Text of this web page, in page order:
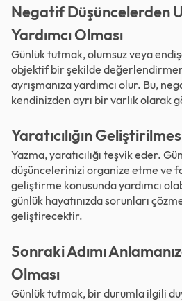
Negatif Düşüncelerden
Yardımcı Olması
Günlük tutmak, olumsuz veya
objektif bir şekilde
ayrışmanıza yardımcı olur. Bu,
kendinizden ayrı bir varlık olarak
Yaratıcılığın
Yazma, yaratıcılığı teşvik eder.
düşüncelerinizi organize etme ve
geliştirme konusunda yardımcı
günlük hayatınızda sorunları
geliştirecektir.
Sonraki Adımı
Olması
Günlük tutmak, bir durumla ilgili